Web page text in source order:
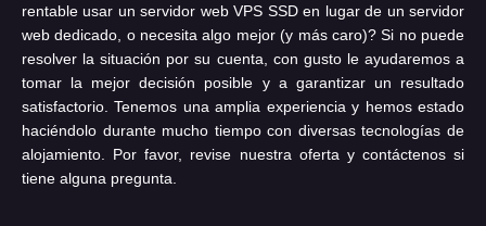
rentable usar un servidor web VPS SSD en lugar de un servidor
web dedicado, o necesita algo mejor (y más caro)? Si no puede
resolver la situación por su cuenta, con gusto le ayudaremos a
tomar la mejor decisión posible y a garantizar un resultado
satisfactorio. Tenemos una amplia experiencia y hemos estado
haciéndolo durante mucho tiempo con diversas tecnologías de
alojamiento. Por favor, revise nuestra oferta y contáctenos si
tiene alguna pregunta.